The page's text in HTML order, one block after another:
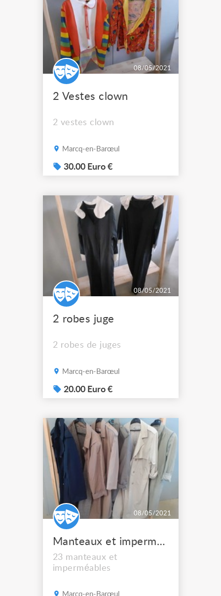
08/05/2021
2 Vestes clown
2 vestes clown
Marcq-en-Barœul
30.00 Euro €
08/05/2021
2 robes juge
2 robes de juges
Marcq-en-Barœul
20.00 Euro €
08/05/2021
Manteaux et imperméables
23 manteaux et
imperméables
Marcq-en-Barœul